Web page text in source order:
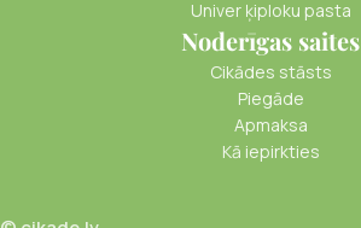
Univer ķiploku pasta
Noderīgas saites
Cikādes stāsts
Piegāde
Apmaksa
Kā iepirkties